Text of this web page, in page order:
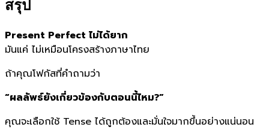
สรุป
Present Perfect ไม่ได้ยาก
มันแค่ ไม่เหมือนโครงสร้างภาษาไทย
ถ้าคุณโฟกัสที่คำถามว่า
“ผลลัพธ์ยังเกี่ยวข้องกับตอนนี้ไหม?”
คุณจะเลือกใช้ Tense ได้ถูกต้องและมั่นใจมากขึ้นอย่างแน่นอน